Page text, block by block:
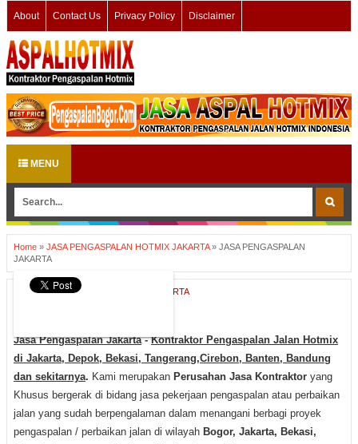
About Contact Us Privacy Policy Disclaimer
MENU
Home » JASA PENGASPALAN HOTMIX JAKARTA» JASA PENGASPALAN
JAKARTA
JASA PENGASPALAN HOTMIX JAKARTA
Jasa Pengaspalan Jakarta-Kontraktor Pengaspalan Jalan Hotmix
di Jakarta, Depok, Bekasi, Tangerang,Cirebon, Banten, Bandung
dan sekitarnya. Kami merupakan Perusahan Jasa Kontraktor yang
Khusus bergerak di bidang jasa pekerjaan pengaspalan atau perbaikan
jalan yang sudah berpengalaman dalam menangani berbagi proyek
pengaspalan / perbaikan jalan di wilayah Bogor, Jakarta, Bekasi,